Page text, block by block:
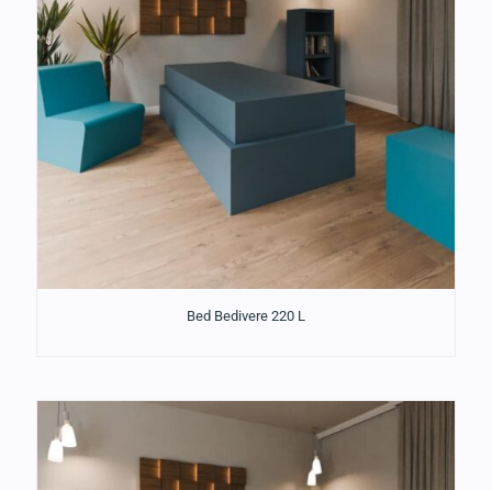
Bed Bedivere 220 L